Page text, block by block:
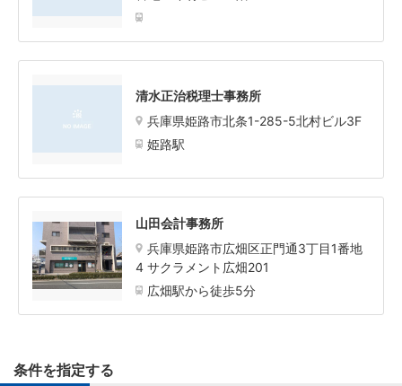
清水正治税理士事務所
兵庫県姫路市北条1-285-5北村ビル3F
姫路駅
山田会計事務所
兵庫県姫路市広畑区正門通3丁目1番地
4 サクラメント広畑201
広畑駅から徒歩5分
条件を指定する